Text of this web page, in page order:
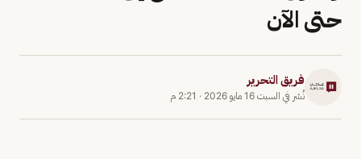
حتى الآن
فريق التحرير
نُشر في السبت 16 مايو 2026 · 2:21 م